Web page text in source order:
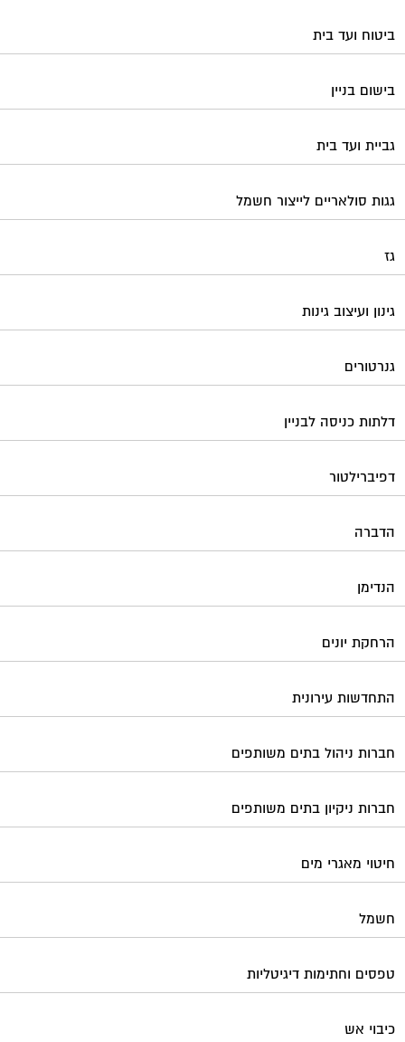
ביטוח ועד בית
בישום בניין
גביית ועד בית
גגות סולאריים לייצור חשמל
גז
גינון ועיצוב גינות
גנרטורים
דלתות כניסה לבניין
דפיברילטור
הדברה
הנדימן
הרחקת יונים
התחדשות עירונית
חברות ניהול בתים משותפים
חברות ניקיון בתים משותפים
חיטוי מאגרי מים
חשמל
טפסים וחתימות דיגיטליות
כיבוי אש